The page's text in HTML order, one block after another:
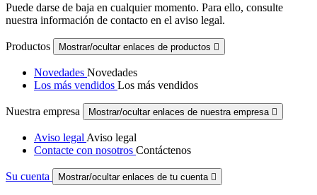
Puede darse de baja en cualquier momento. Para ello, consulte
nuestra información de contacto en el aviso legal.
Productos Mostrar/ocultar enlaces de productos 
Novedades Novedades
Los más vendidos Los más vendidos
Nuestra empresa Mostrar/ocultar enlaces de nuestra empresa 
Aviso legal Aviso legal
Contacte con nosotros Contáctenos
Su cuenta Mostrar/ocultar enlaces de tu cuenta 